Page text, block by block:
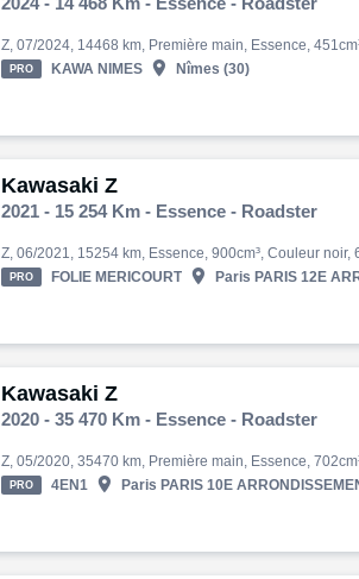
PRO KAWA NIMES  Nîmes (30)
Kawasaki Z
2021 - 15 254 Km - Essence - Roadster
PRO FOLIE MERICOURT  Paris PARIS 12E
Kawasaki Z
2020 - 35 470 Km - Essence - Roadster
PRO 4EN1  Paris PARIS 10E